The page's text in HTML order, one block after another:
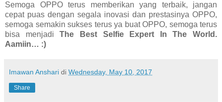
Semoga OPPO terus memberikan yang terbaik, jangan
cepat puas dengan segala inovasi dan prestasinya OPPO,
semoga semakin sukses terus ya buat OPPO, semoga terus
bisa menjadiThe Best Selfie Expert In The World.
Aamiin… :)
Imawan Anshari di Wednesday, May 10, 2017
Share